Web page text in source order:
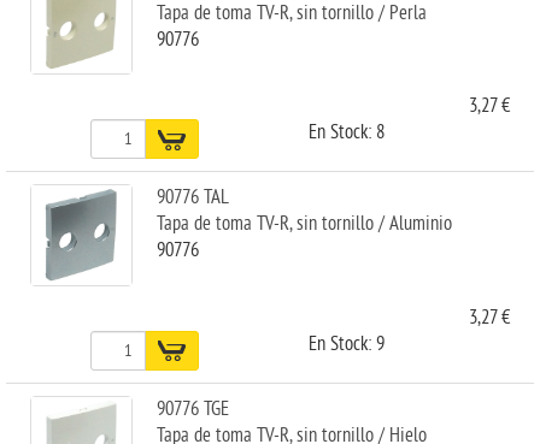
Tapa de toma TV-R, sin tornillo / Perla
90776
3,27 €
En Stock: 8
90776 TAL
Tapa de toma TV-R, sin tornillo / Aluminio
90776
3,27 €
En Stock: 9
90776 TGE
Tapa de toma TV-R, sin tornillo / Hielo